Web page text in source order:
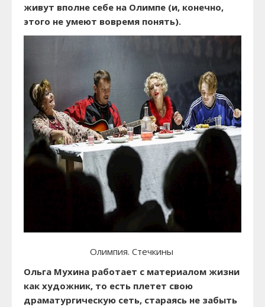
живут вполне себе на Олимпе (и, конечно,
этого не умеют вовремя понять).
Олимпия. Стечкины
Ольга Мухина работает с материалом жизни
как художник, то есть плетет свою
драматургическую сеть, стараясь не забыть